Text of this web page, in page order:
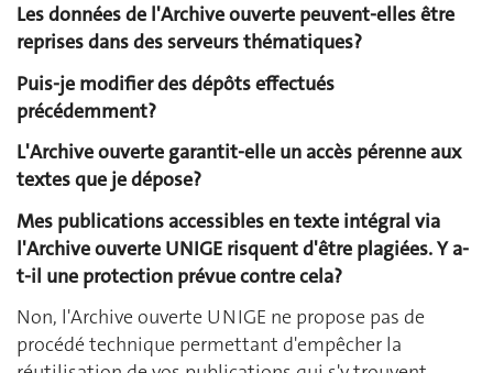
Les données de l'Archive ouverte peuvent-elles être
reprises dans des serveurs thématiques?
Puis-je modifier des dépôts effectués
précédemment?
L'Archive ouverte garantit-elle un accès pérenne aux
textes que je dépose?
Mes publications accessibles en texte intégral via
l'Archive ouverte UNIGE risquent d'être plagiées. Y a-
t-il une protection prévue contre cela?
Non, l'Archive ouverte UNIGE ne propose pas de
procédé technique permettant d'empêcher la